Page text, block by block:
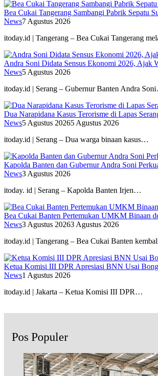
Bea Cukai Tangerang Sambangi Pabrik Sepatu
News7 Agustus 2026
itoday.id | Tangerang – Bea Cukai Tangerang
Andra Soni Didata Sensus Ekonomi 2026, Ajak
News5 Agustus 2026
itoday.id | Serang – Gubernur Banten Andra
Dua Narapidana Kasus Terorisme di Lapas
News5 Agustus 20265 Agustus 2026
itoday.id | Serang – Dua warga binaan kasus…
Kapolda Banten dan Gubernur Andra Soni
News3 Agustus 2026
itoday. id | Serang – Kapolda Banten Irjen…
Bea Cukai Banten Pertemukan UMKM Binaan
News3 Agustus 20263 Agustus 2026
itoday.id | Tangerang – Bea Cukai Banten
Ketua Komisi III DPR Apresiasi BNN Usai
News1 Agustus 2026
itoday.id | Jakarta – Ketua Komisi III DPR…
Pos Populer